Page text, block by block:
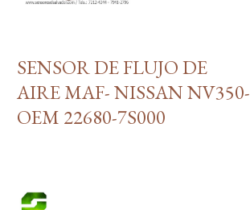
SENSOR DE FLUJO DE
AIRE MAF- NISSAN NV350-
OEM 22680-7S000